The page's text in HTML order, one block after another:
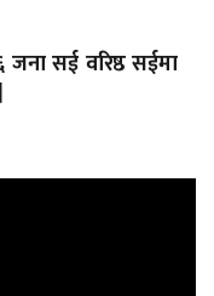
जना सई वरिष्ठ सईमा